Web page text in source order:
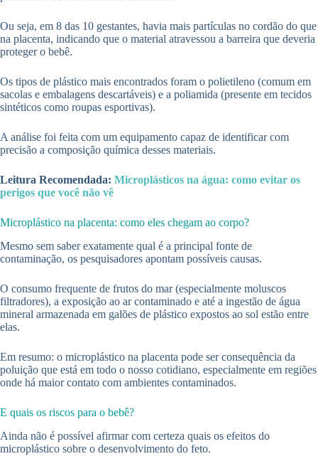
Ou seja, em 8 das 10 gestantes, havia mais partículas no cordão do que
na placenta, indicando que o material atravessou a barreira que deveria
proteger o bebê.
Os tipos de plástico mais encontrados foram o polietileno (comum em
sacolas e embalagens descartáveis) e a poliamida (presente em tecidos
sintéticos como roupas esportivas).
A análise foi feita com um equipamento capaz de identificar com
precisão a composição química desses materiais.
Leitura Recomendada: Microplásticos na água: como evitar os
perigos que você não vê
Microplástico na placenta: como eles chegam ao corpo?
Mesmo sem saber exatamente qual é a principal fonte de
contaminação, os pesquisadores apontam possíveis causas.
O consumo frequente de frutos do mar (especialmente moluscos
filtradores), a exposição ao ar contaminado e até a ingestão de água
mineral armazenada em galões de plástico expostos ao sol estão entre
elas.
Em resumo: o microplástico na placenta pode ser consequência da
poluição que está em todo o nosso cotidiano, especialmente em regiões
onde há maior contato com ambientes contaminados.
E quais os riscos para o bebê?
Ainda não é possível afirmar com certeza quais os efeitos do
microplástico sobre o desenvolvimento do feto.